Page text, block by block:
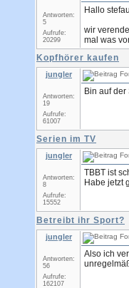
Antworten:
5
Aufrufe:
20299
Hallo
wir
mal was
Kopfhörer kaufen
jungler
Antworten:
19
Aufrufe:
61007
Bin auf
Serien im TV
jungler
Antworten:
8
Aufrufe:
15552
TBBT ist
Habe jetzt
Betreibt ihr Sport?
jungler
Antworten:
56
Aufrufe:
162107
Also ich